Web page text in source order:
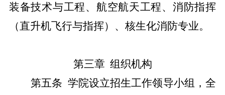
装备技术与工程、航空航天工程、消防指挥
（直升机飞行与指挥）、核生化消防专业。
第三章 组织机构
第五条 学院设立招生工作领导小组，全